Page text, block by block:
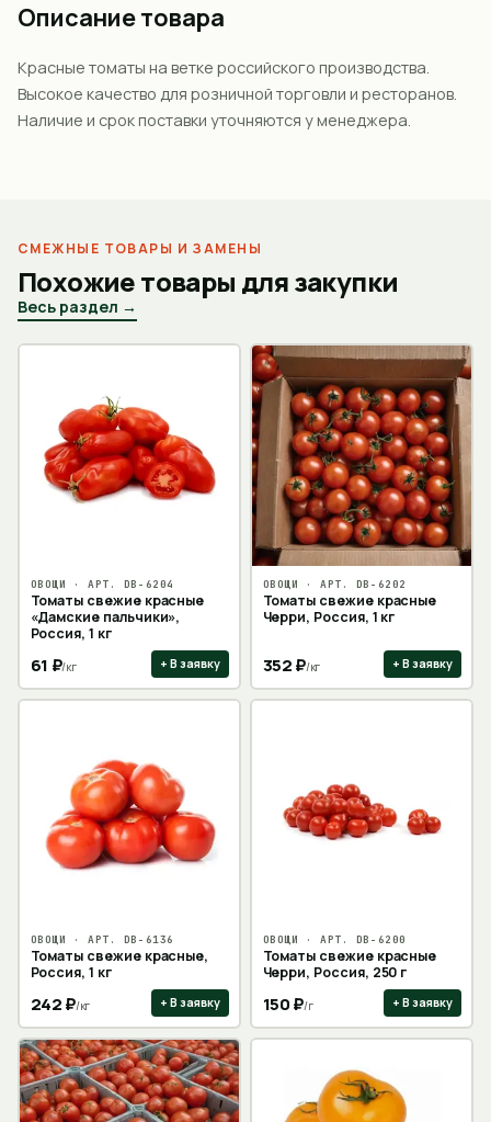
Описание товара
Красные томаты на ветке российского производства.
Высокое качество для розничной торговли и ресторанов.
Наличие и срок поставки уточняются у менеджера.
СМЕЖНЫЕ ТОВАРЫ И ЗАМЕНЫ
Похожие товары для закупки
Весь раздел →
ОВОЩИ · АРТ. DB-6204
Томаты свежие красные
«Дамские пальчики»,
Россия, 1 кг
61 ₽/кг + В заявку
ОВОЩИ · АРТ. DB-6202
Томаты свежие красные
Черри, Россия, 1 кг
352₽/кг + В заявку
ОВОЩИ · АРТ. DB-6136
Томаты свежие красные,
Россия, 1 кг
242₽/кг + В заявку
ОВОЩИ · АРТ. DB-6200
Томаты свежие красные
Черри, Россия, 250 г
150₽/г + В заявку